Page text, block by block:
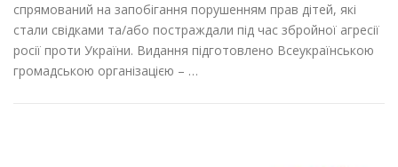
спрямований на запобігання порушенням прав дітей, які
стали свідками та/або постраждали під час збройної агресії
росії проти України. Видання підготовлено Всеукраїнською
громадською організацією – …